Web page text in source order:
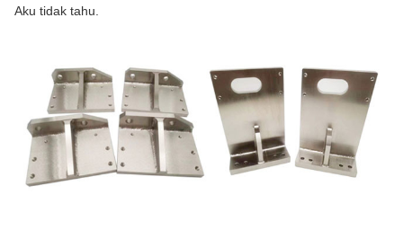
Aku tidak tahu.